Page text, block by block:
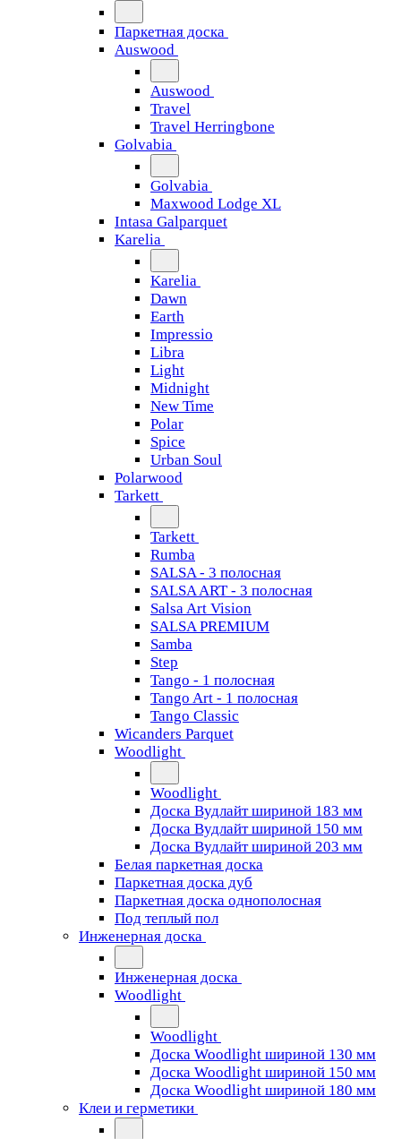
Паркетная доска
Auswood
Auswood
Travel
Travel Herringbone
Golvabia
Golvabia
Maxwood Lodge XL
Intasa Galparquet
Karelia
Karelia
Dawn
Earth
Impressio
Libra
Light
Midnight
New Time
Polar
Spice
Urban Soul
Polarwood
Tarkett
Tarkett
Rumba
SALSA - 3 полосная
SALSA ART - 3 полосная
Salsa Art Vision
SALSA PREMIUM
Samba
Step
Tango - 1 полосная
Tango Art - 1 полосная
Tango Classiс
Wicanders Parquet
Woodlight
Woodlight
Доска Вудлайт шириной 183 мм
Доска Вудлайт шириной 150 мм
Доска Вудлайт шириной 203 мм
Белая паркетная доска
Паркетная доска дуб
Паркетная доска однополосная
Под теплый пол
Инженерная доска
Инженерная доска
Woodlight
Woodlight
Доска Woodlight шириной 130 мм
Доска Woodlight шириной 150 мм
Доска Woodlight шириной 180 мм
Клеи и герметики